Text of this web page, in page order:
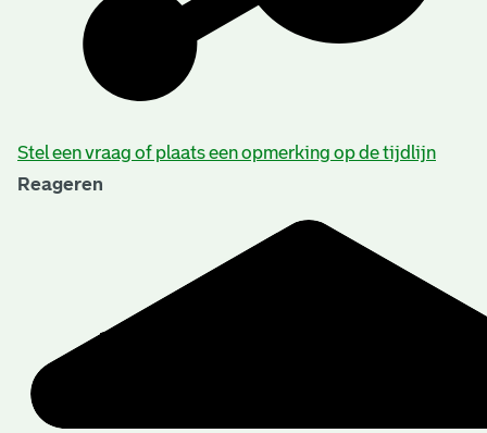
Stel een vraag of plaats een opmerking op de tijdlijn
Reageren